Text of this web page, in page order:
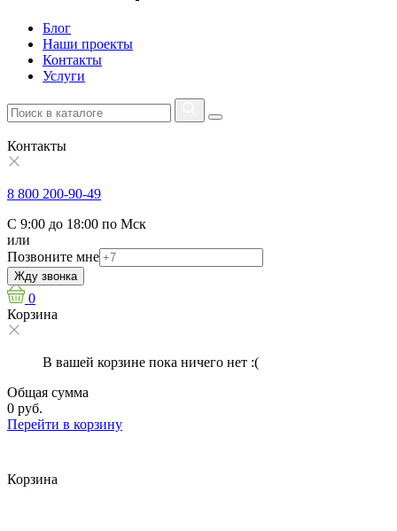
Блог
Наши проекты
Контакты
Услуги
Контакты
8 800 200-90-49
С 9:00 до 18:00 по Мск
или
Позвоните мне
Жду звонка
0
Корзина
В вашей корзине пока ничего нет :(
Общая сумма
0 руб.
Перейти в корзину
Корзина